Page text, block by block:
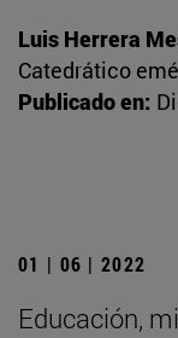
Luis Herrera
Catedrático
Publicado en:
01 | 06 | 2022
Educación,